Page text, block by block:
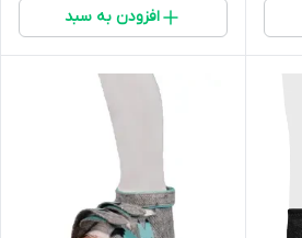
افزودن به سبد